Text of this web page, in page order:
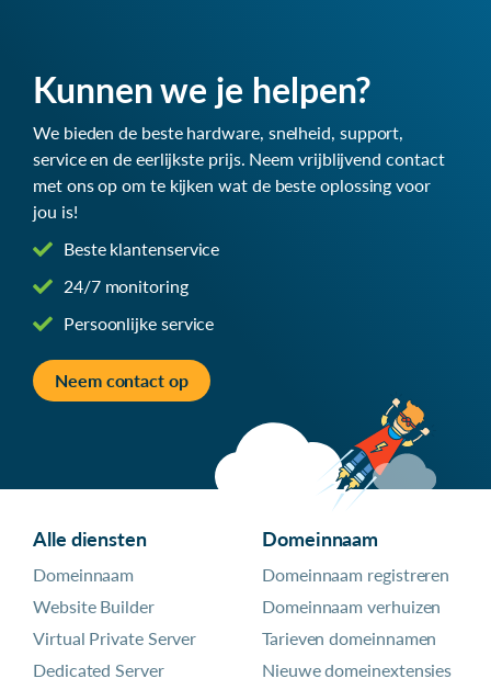
Kunnen we je helpen?
We bieden de beste hardware, snelheid, support,
service en de eerlijkste prijs. Neem vrijblijvend contact
met ons op om te kijken wat de beste oplossing voor
jou is!
Beste klantenservice
24/7 monitoring
Persoonlijke service
Neem contact op
Alle diensten
Domeinnaam
Website Builder
Virtual Private Server
Dedicated Server
Domeinnaam
Domeinnaam registreren
Domeinnaam verhuizen
Tarieven domeinnamen
Nieuwe domeinextensies